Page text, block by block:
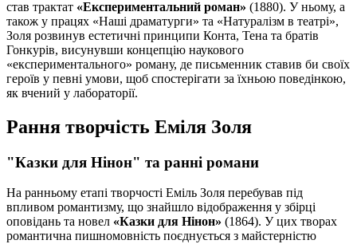
став трактат «Експериментальний роман» (1880). У ньому, а
також у працях «Наші драматурги» та «Натуралізм в театрі»,
Золя розвинув естетичні принципи Конта, Тена та братів
Гонкурів, висунувши концепцію наукового
«експериментального» роману, де письменник ставив би своїх
героїв у певні умови, щоб спостерігати за їхньою поведінкою,
як вчений у лабораторії.
Рання творчість Еміля Золя
"Казки для Нінон" та ранні романи
На ранньому етапі творчості Еміль Золя перебував під
впливом романтизму, що знайшло відображення у збірці
оповідань та новел «Казки для Нінон» (1864). У цих творах
романтична пишномовність поєднується з майстерністю